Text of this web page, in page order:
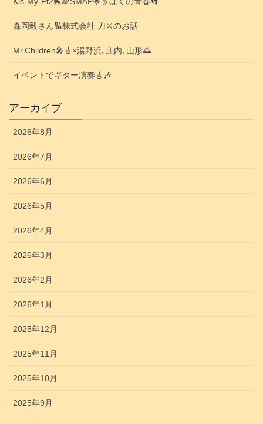
森岡毅さん🔢株式会社 刀⚔️のお話
Mr.Children🎤🎸×湯野浜､庄内､山形🌅
イベントでギター演奏🎸🎶
アーカイブ
2026年8月
2026年7月
2026年6月
2026年5月
2026年4月
2026年3月
2026年2月
2026年1月
2025年12月
2025年11月
2025年10月
2025年9月